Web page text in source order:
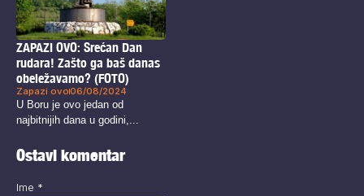
ZAPAZI OVO: Srećan Dan
rudara! Zašto ga baš danas
obeležavamo? (FOTO)
Zapazi ovo06/08/2024
U Boru je ovo jedan od
najbitnijih dana u godini,...
Ostavi komentar
Ime *